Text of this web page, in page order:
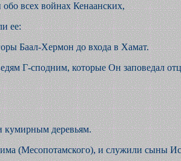
всех войнах Кенаанских,
ее:
Баал-Хермон до входа в Хамат.
Г-сподним, которые Он заповедал
кумирным деревьям.
(Месопотамского), и служили сыны